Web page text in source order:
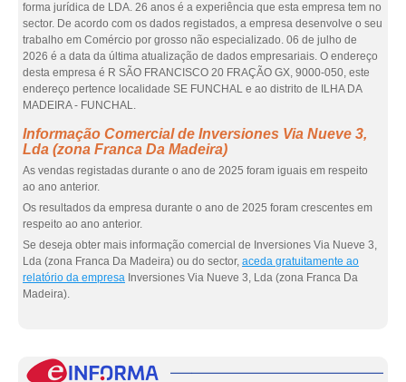
forma jurídica de LDA. 26 anos é a experiência que esta empresa tem no
sector. De acordo com os dados registados, a empresa desenvolve o seu
trabalho em Comércio por grosso não especializado. 06 de julho de
2026 é a data da última atualização de dados empresariais. O endereço
desta empresa é R SÃO FRANCISCO 20 FRAÇÃO GX, 9000-050, este
endereço pertence localidade SE FUNCHAL e ao distrito de ILHA DA
MADEIRA - FUNCHAL.
Informação Comercial de Inversiones Via Nueve 3,
Lda (zona Franca Da Madeira)
As vendas registadas durante o ano de 2025 foram iguais em respeito
ao ano anterior.
Os resultados da empresa durante o ano de 2025 foram crescentes em
respeito ao ano anterior.
Se deseja obter mais informação comercial de Inversiones Via Nueve 3,
Lda (zona Franca Da Madeira) ou do sector, aceda gratuitamente ao
relatório da empresa Inversiones Via Nueve 3, Lda (zona Franca Da
Madeira).